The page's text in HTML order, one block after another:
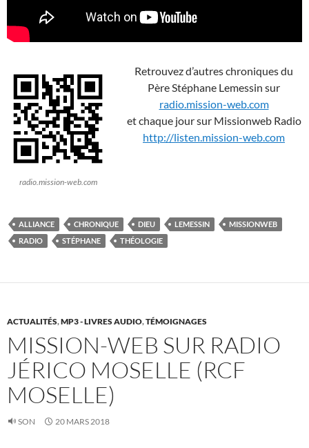
radio.mission-web.com
Retrouvez d’autres chroniques du
Père Stéphane Lemessin sur
radio.mission-web.com
et chaque jour sur Missionweb Radio
http://listen.mission-web.com
ALLIANCE CHRONIQUE DIEU LEMESSIN
MISSIONWEB
RADIO
STÉPHANE THÉOLOGIE
ACTUALITÉS,MP3 - LIVRES AUDIO,TÉMOIGNAGES
MISSION-WEB SUR RADIO
JÉRICO MOSELLE (RCF
MOSELLE)
SON 20 MARS 2018